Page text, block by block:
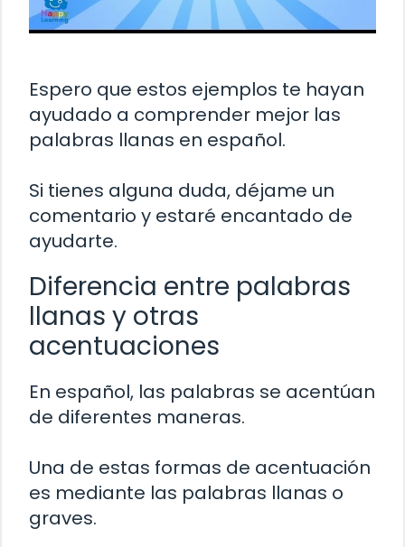
Espero que estos ejemplos te hayan
ayudado a comprender mejor las
palabras llanas en español.
Si tienes alguna duda, déjame un
comentario y estaré encantado de
ayudarte.
Diferencia entre palabras
llanas y otras
acentuaciones
En español, las palabras se acentúan
de diferentes maneras.
Una de estas formas de acentuación
es mediante las palabras llanas o
graves.